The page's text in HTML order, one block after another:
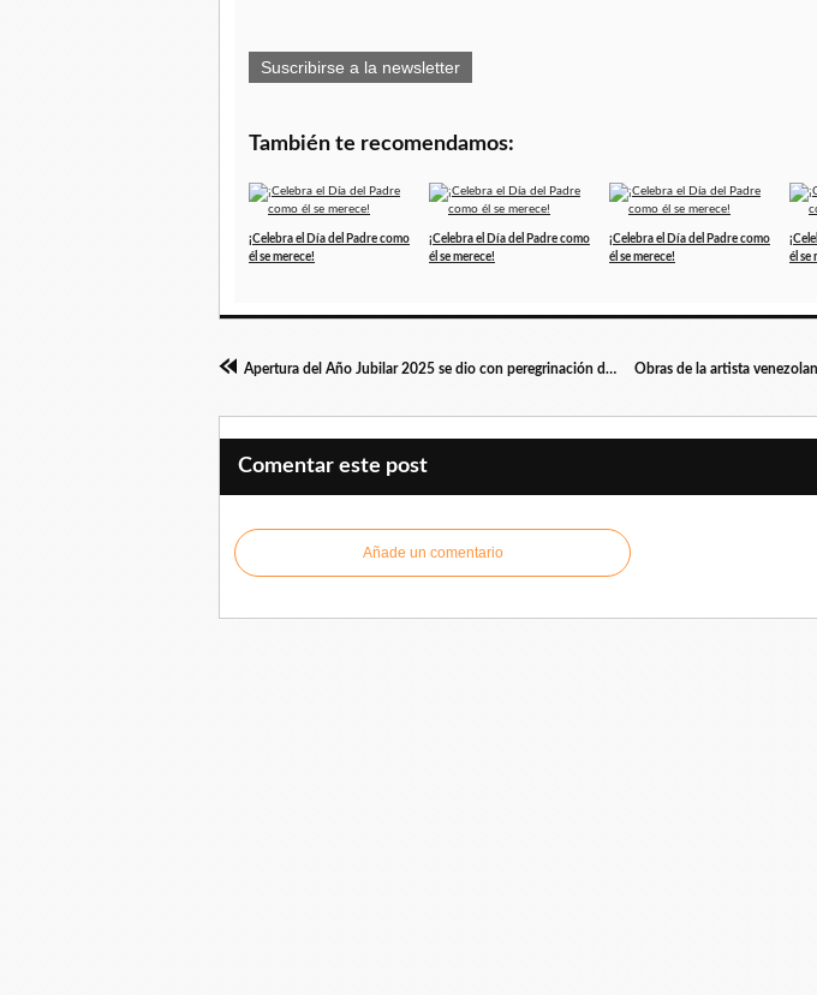
Suscribirse a la newsletter
También te recomendamos:
¡Celebra el Día del Padre como
él se merece!
¡Celebra el Día del Padre como
él se merece!
¡Celebra el Día del Padre como
él se merece!
él se
Apertura del Año Jubilar 2025 se dio con peregrinación desde San Blas y santa misa en la Catedral de Valencia (+Fotos)
Comentar este post
Añade un comentario